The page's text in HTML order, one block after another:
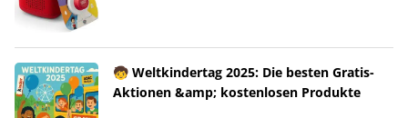
🧒 Weltkindertag 2025: Die besten Gratis-
Aktionen &amp; kostenlosen Produkte